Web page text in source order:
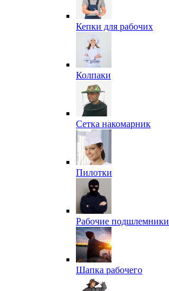
Кепки для рабочих
Колпаки
Сетка накомарник
Пилотки
Рабочие подшлемники
Шапка рабочего